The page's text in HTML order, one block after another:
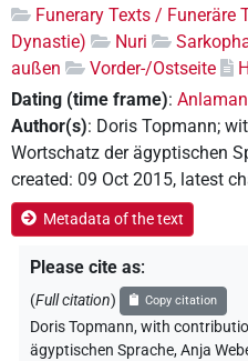
Funerary Texts / Funeräre
Dynastie)
Nuri
außen
Vorder-/Ostseite
Dating (time frame):
Author(s): Doris Topmann;
Wortschatz der ägyptischen
created: 09 Oct 2015, latest
Metadata of the text
Please cite as:
(Full citation) Copy citation
Doris Topmann,with
ägyptischen Sprache, Anja